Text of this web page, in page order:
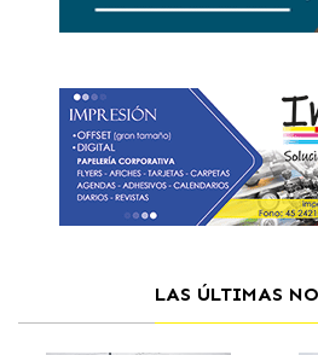
LAS ÚLTIMAS